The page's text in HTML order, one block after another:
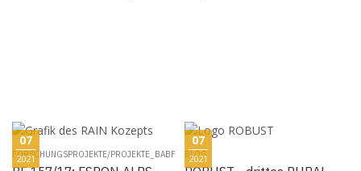
07
2021
FORSCHUNGSPROJEKTE/PROJEKTE_BABF
07
2021
BLOG